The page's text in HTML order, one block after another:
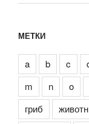
МЕТКИ
a b c
m
n o
гриб